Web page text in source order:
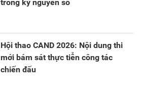
trong kỷ nguyên số
Hội thao CAND 2026: Nội dung thi
mới bám sát thực tiễn công tác
chiến đấu